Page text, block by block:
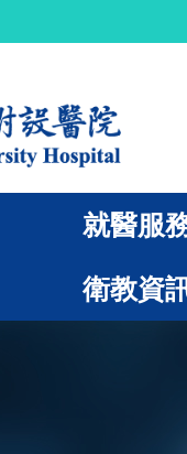
就醫服
衛教資